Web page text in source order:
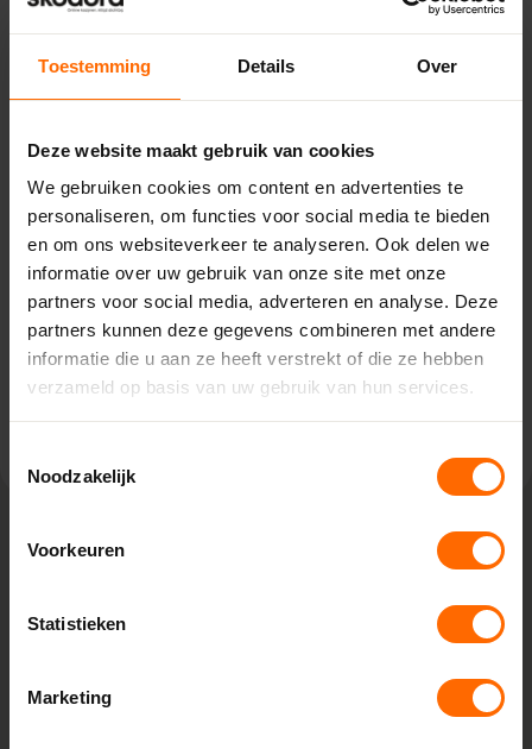
Toestemming Details Over
Deze website maakt gebruik van cookies
We gebruiken cookies om content en advertenties te
personaliseren, om functies voor social media te bieden
en om ons websiteverkeer te analyseren. Ook delen we
informatie over uw gebruik van onze site met onze
partners voor social media, adverteren en analyse. Deze
partners kunnen deze gegevens combineren met andere
informatie die u aan ze heeft verstrekt of die ze hebben
verzameld op basis van uw gebruik van hun services.
Noodzakelijk
Voorkeuren
Statistieken
Marketing
Pick-up point
Oosterwolde – Bouwcenter
Venekoterweg 19,
8431 HG Oosterwolde
0513335000
oosterwolde@skodora.nl
Selecteren als mijn vestiging
Lokaal geproduceerd in onze eigen
Rechtstreeks bestellen bij de fabrikant, dat doe je bij
leveren we kunststof kozijnen van hoge kwaliteit tegen een